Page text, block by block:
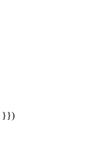
}})